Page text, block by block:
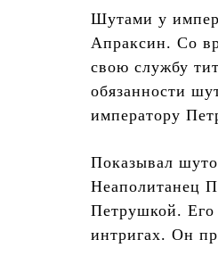
Шутами у
Апраксин. Со
свою службу
обязанности
императору
Показывал
Неаполитанец
Петрушкой. Его
интригах. Он